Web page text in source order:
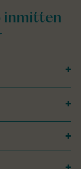
inmitten